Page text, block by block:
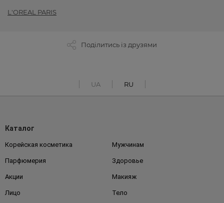
L'OREAL PARIS
Поділитись із друзями
UA RU
Каталог
Корейская косметика Мужчинам
Парфюмерия Здоровье
Акции Макияж
Лицо Тело